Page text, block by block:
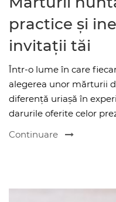
practice și
invitații tăi
Într-o lume în care
alegerea unor mărturii
diferență uriașă în
darurile oferite celor
Continuare